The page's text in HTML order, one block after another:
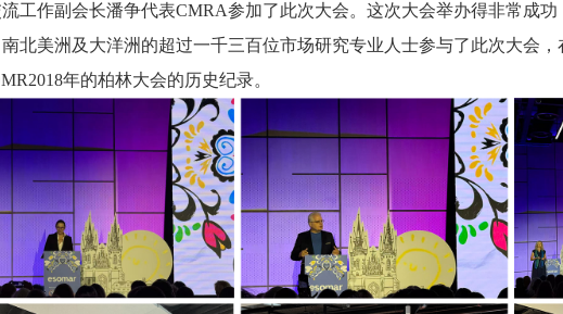
流工作副会长潘争代表CMRA参加了此次大会。这次大会举办得非常成
北美洲及大洋洲的超过一千三百位市场研究专业人士参与了此次大会
年的柏林大会的历史纪录。